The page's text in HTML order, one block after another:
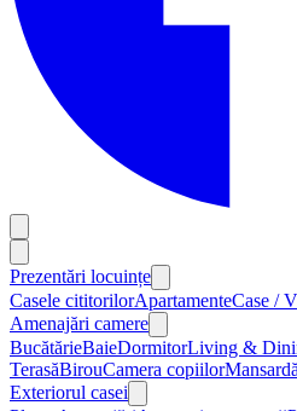
Prezentări locuințe
Casele cititorilorApartamenteCase /
Amenajări camere
BucătărieBaieDormitorLiving &
TerasăBirouCamera copiilor
Exteriorul casei